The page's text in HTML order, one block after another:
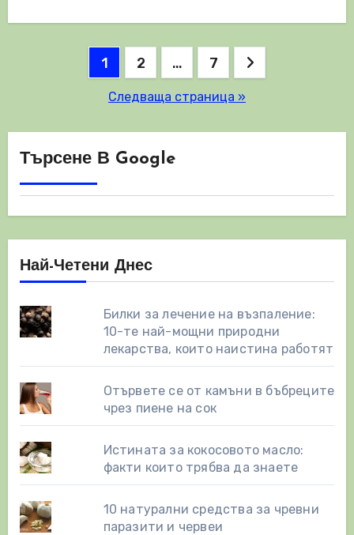
Разделяне
публикациите
на
страници
1 2 … 7
Следваща страница »
Търсене В Google
Най-Четени Днес
Билки за лечение на възпаление:
10-те най-мощни природни
лекарства, които наистина работят
Отървете се от камъни в бъбреците
чрез пиене на сок
Истината за кокосовото масло:
факти които трябва да знаете
10 натурални средства за чревни
паразити и червеи